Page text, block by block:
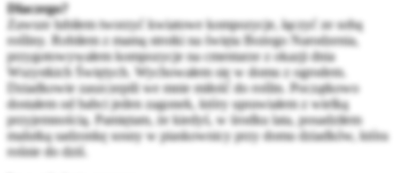
Dlaczego?
Zawsze lubiłem tworzyć kwiatowe kompozycje, łączyć ze sobą
rośliny. Robiłem z mamą stroiki na święta Bożego Narodzenia,
przygotowywałem kompozycje na cmentarze z okazji dnia
Wszystkich Świętych. Wychowałem się w domu z ogrodem.
Dziadkowie zaszczepili we mnie miłość do roślin. Początkowo
dostałem od babci jeden zagonek, który uprawiałem z wielką
przyjemnością. Pamiętam, że kiedyś, w środku lata, posadziłem
malutką sadzonkę sosny w piaskownicy przy domu dziadków, która
rośnie do dziś.